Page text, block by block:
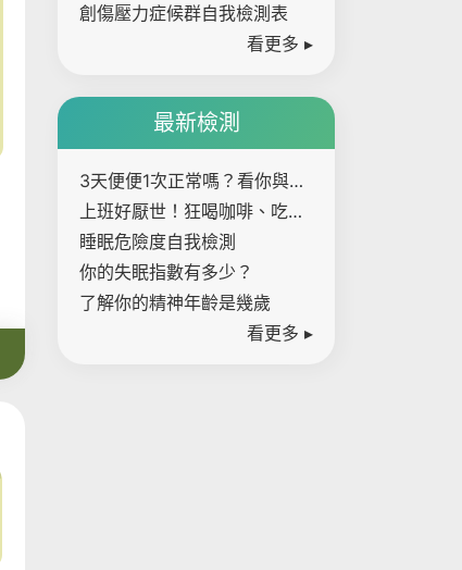
多大
創傷壓力症候群自我檢測表
看更多 ▸
最新檢測
3天便便1次正常嗎？看你與大
腸癌距離有多近！
上班好厭世！狂喝咖啡、吃甜
點是壓力警訊 一表檢測內心壓
力指數
睡眠危險度自我檢測
你的失眠指數有多少？
了解你的精神年齡是幾歲
看更多 ▸